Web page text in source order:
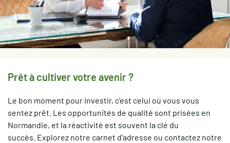
Prêt à cultiver votre avenir ?
Le bon moment pour investir, c’est celui où vous vous
sentez prêt. Les opportunités de qualité sont prisées en
Normandie, et la réactivité est souvent la clé du
succès. Explorez notre carnet d’adresse ou contactez notre